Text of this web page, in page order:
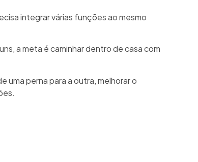
integrar várias funções ao mesmo
a meta é caminhar dentro de casa com
uma perna para a outra, melhorar o